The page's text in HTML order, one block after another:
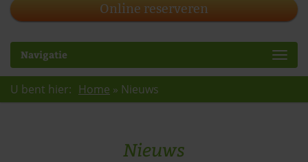
Online reserveren
Navigatie
U bent hier: Home » Nieuws
Nieuws